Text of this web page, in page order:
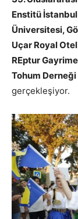
Enstitü İstanbul
Üniversitesi,
Uçar Royal
REptur
Tohum Derneği
gerçekleşiyor.